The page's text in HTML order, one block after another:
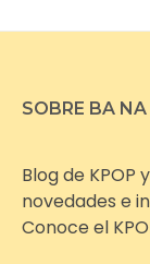
SOBRE BA
Blog de KPOP
novedades e
Conoce el